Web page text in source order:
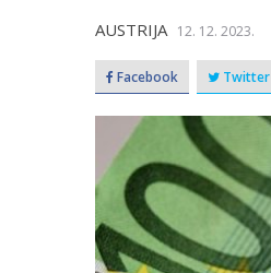
AUSTRIJA 12. 12. 2023.
Facebook Twitter